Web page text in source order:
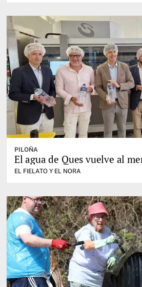
PILOÑA
El agua de Ques vuelve al
EL FIELATO Y EL NORA